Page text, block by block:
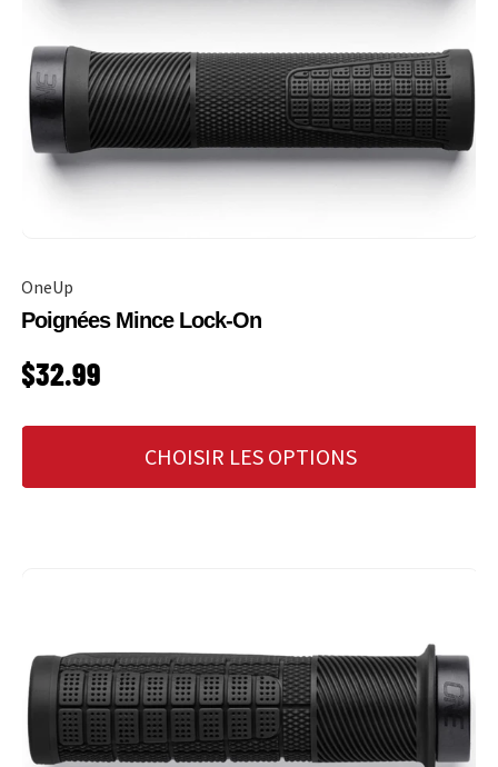
OneUp
Poignées Mince Lock-On
PRIX HABITUEL
$32.99
CHOISIR LES OPTIONS